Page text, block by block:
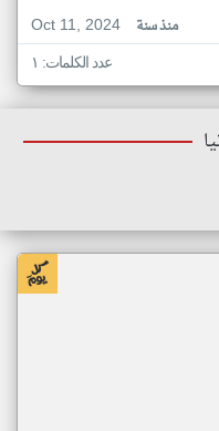
Oct 11, 2024
منذ سنة
عدد الكلمات: ١